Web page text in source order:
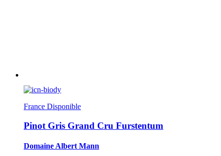
France Disponible
Pinot Gris Grand Cru Furstentum
Domaine Albert Mann